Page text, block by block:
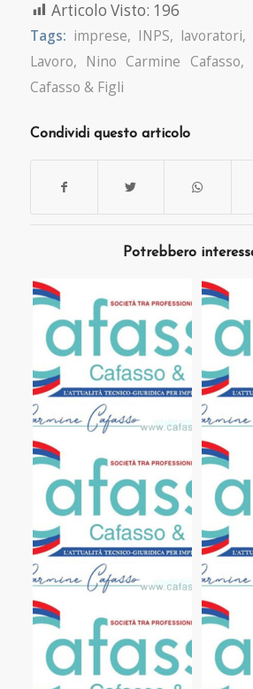
Articolo Visto: 196
Tags: imprese, INPS, lavoratori,
Lavoro, Nino Carmine Cafasso,
Cafasso & Figli
Condividi questo articolo
Potrebbero